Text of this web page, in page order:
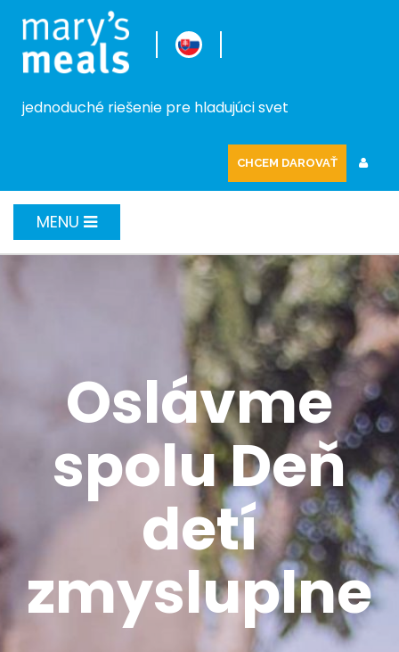
jednoduché riešenie pre hladujúci svet
CHCEM DAROVAŤ
MENU
Oslávme
spolu Deň
detí
zmysluplne